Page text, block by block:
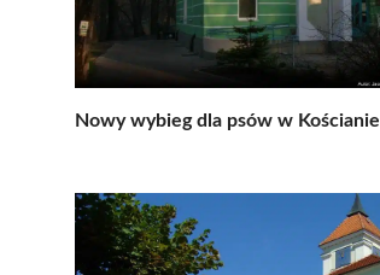
Nowy wybieg dla psów w Kościanie